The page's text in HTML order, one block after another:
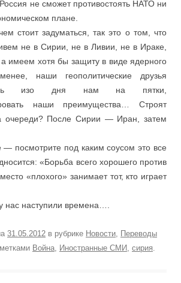
не сможет противостоять НАТО ни
плане.
стоит задуматься, так это о том, что
не в Сирии, не в Ливии, не в Ираке,
имеем хотя бы защиту в виде ядерного
наши геополитические друзья
изо дня нам на пятки,
наши преимущества… Строят
После Сирии — Иран, затем
посмотрите под каким соусом это все
«Борьба всего хорошего против
«плохого» занимает тот, кто играет
нас наступили времена….
31.05.2012 в рубрике Новости, Переводы
Война, Иностранные СМИ, сирия.